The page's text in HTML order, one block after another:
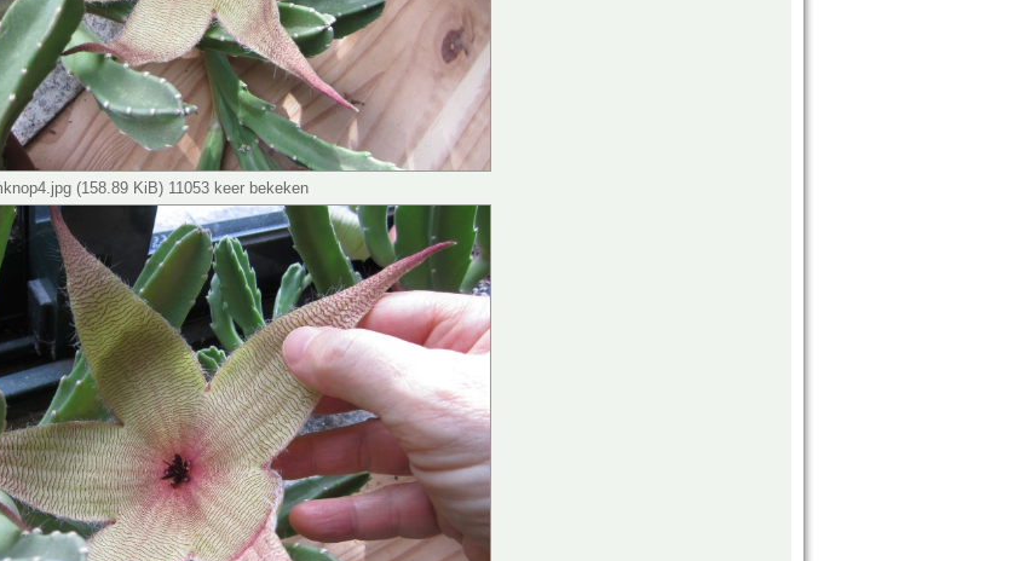
(158.89 KiB) 11053 keer bekeken